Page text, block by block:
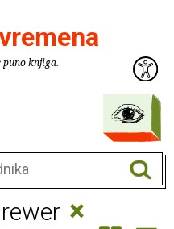
puno knjiga.
×